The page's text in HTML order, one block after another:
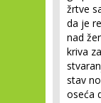
žrtve
da je
nad
kriva
stav
oseća